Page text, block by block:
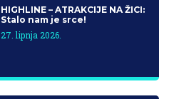
HIGHLINE – ATRAKCIJE NA ŽICI:
Stalo nam je srce!
27. lipnja 2026.